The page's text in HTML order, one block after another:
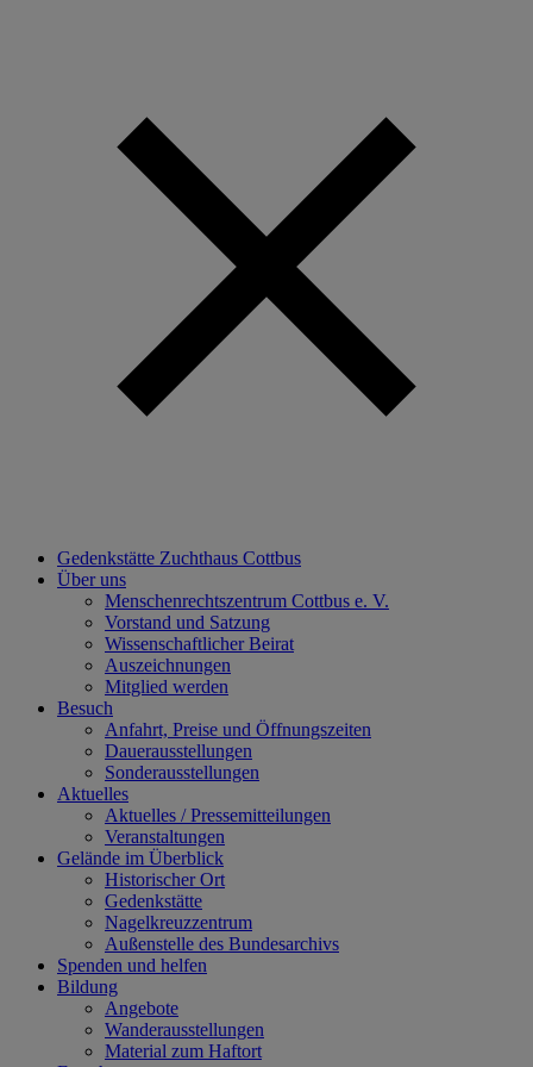
Gedenkstätte Zuchthaus Cottbus
Über uns
Menschenrechtszentrum Cottbus e. V.
Vorstand und Satzung
Wissenschaftlicher Beirat
Auszeichnungen
Mitglied werden
Besuch
Anfahrt, Preise und Öffnungszeiten
Dauerausstellungen
Sonderausstellungen
Aktuelles
Aktuelles / Pressemitteilungen
Veranstaltungen
Gelände im Überblick
Historischer Ort
Gedenkstätte
Nagelkreuzzentrum
Außenstelle des Bundesarchivs
Spenden und helfen
Bildung
Angebote
Wanderausstellungen
Material zum Haftort